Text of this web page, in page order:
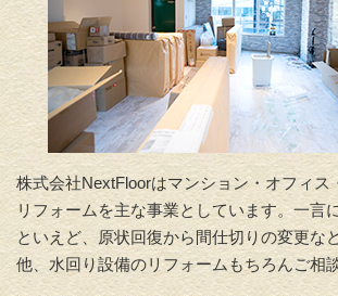
株式会社NextFloorはマンション・オフィス
リフォームを主な事業としています。一言
といえど、原状回復から間仕切りの変更な
他、 水回り設備のリフォームもちろんご相